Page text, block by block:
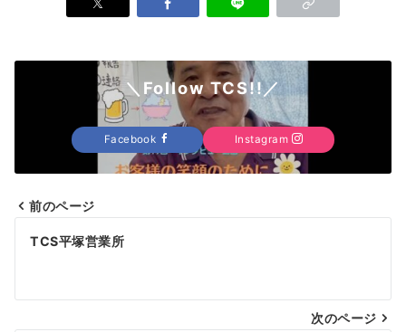
＼Follow TCS!!／
Facebook Instagram
投
ビ
前のページ
TCS平塚営業所
次のページ